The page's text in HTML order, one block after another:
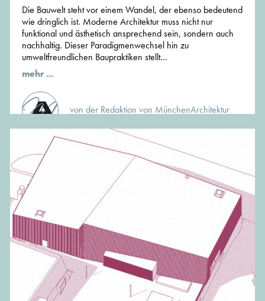
Die Bauwelt steht vor einem Wandel, der ebenso bedeutend
wie dringlich ist. Moderne Architektur muss nicht nur
funktional und ästhetisch ansprechend sein, sondern auch
nachhaltig. Dieser Paradigmenwechsel hin zu
umweltfreundlichen Baupraktiken stellt...
mehr ...
von der Redaktion von MünchenArchitektur